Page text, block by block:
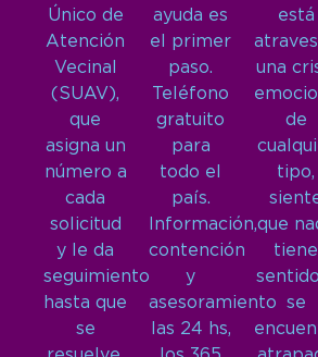
Único de
Atención
Vecinal
(SUAV),
que
asigna un
número a
cada
solicitud
y le da
seguimiento
hasta que
se
ayuda es
el primer
paso.
Teléfono
gratuito
para
todo el
país.
Información,
contención
y
asesoramiento
las 24 hs,
está
una
de
tipo,
que
tiene
se